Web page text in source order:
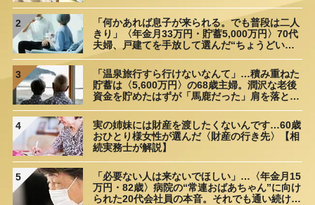
2
「何かあれば息子が来られる。でも普段は二人
きり」〈年金月33万円・貯蓄5,000万円〉70代
夫婦、戸建てを手放して選んだ“ちょうどいい
3
「温泉旅行すら行けないなんて」…積み重ねた
貯蓄は〈5,600万円〉の68歳主婦。潤沢な老後
資金を貯めたはずが「馬鹿だった」肩を落とす
4
実の姉妹には財産を渡したくないんです…60歳
おひとり様女性が選んだ〈財産の行き先〉【相
続実務士が解説】
5
「必要ない人は来ないでほしい」…〈年金月15
万円・82歳〉病院の“常連おばあちゃん”に向け
られた20代会社員の本音。それでも通い続ける